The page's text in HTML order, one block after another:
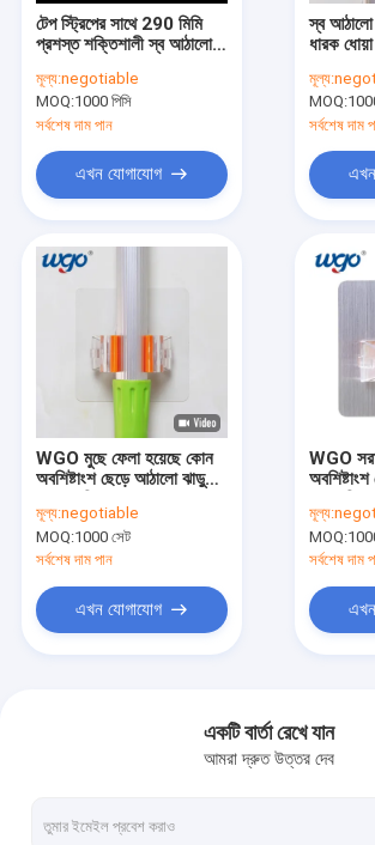
VR প্রদর্শন
টেপ স্ট্রিপের সাথে 290 মিমি
প্রশস্ত শক্তিশালী স্ব আঠালো
হুক
মূল্য:negotiable
MOQ:1000 পিসি
সর্বশেষ দাম পান
এখন যোগাযোগ
স্ব আঠালো
ধারক
মাউন্ট
মূল্য:
MOQ:
সর্বশেষ দাম
WGO মুছে ফেলা হয়েছে কোন
অবশিষ্টাংশ ছেড়ে আঠালো ঝাড়ু
মূল্য:negotiable
MOQ:1000 সেট
সর্বশেষ দাম পান
এখন যোগাযোগ
WGO
নো ড্রিলিং
মূল্য:
MOQ:
সর্বশেষ দাম
একটি বার্তা রেখে যান
আমরা দ্রুত উত্তর দেব